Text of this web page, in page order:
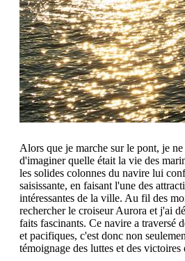
Alors que je marche sur le pont, je
d'imaginer quelle était la vie des
les solides colonnes du navire lui
saisissante, en faisant l'une des
intéressantes de la ville. Au fil des
rechercher le croiseur Aurora et j'ai
faits fascinants. Ce navire a traversé
et pacifiques, c'est donc non
témoignage des luttes et des victoires